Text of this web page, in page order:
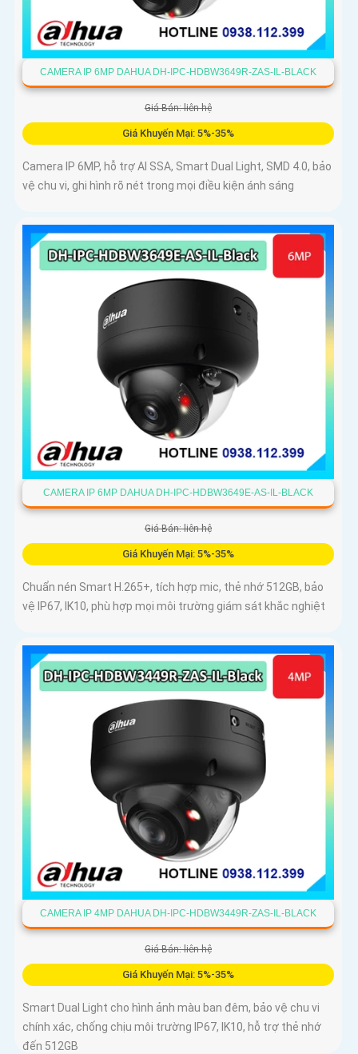
CAMERA IP 6MP DAHUA DH-IPC-HDBW3649R-ZAS-IL-BLACK
Giá Bán: liên hệ
Giá Khuyến Mại: 5%-35%
Camera IP 6MP, hỗ trợ AI SSA, Smart Dual Light, SMD 4.0, bảo
vệ chu vi, ghi hình rõ nét trong mọi điều kiện ánh sáng
CAMERA IP 6MP DAHUA DH-IPC-HDBW3649E-AS-IL-BLACK
Giá Bán: liên hệ
Giá Khuyến Mại: 5%-35%
Chuẩn nén Smart H.265+, tích hợp mic, thẻ nhớ 512GB, bảo
vệ IP67, IK10, phù hợp mọi môi trường giám sát khắc nghiệt
CAMERA IP 4MP DAHUA DH-IPC-HDBW3449R-ZAS-IL-BLACK
Giá Bán: liên hệ
Giá Khuyến Mại: 5%-35%
Smart Dual Light cho hình ảnh màu ban đêm, bảo vệ chu vi
chính xác, chống chịu môi trường IP67, IK10, hỗ trợ thẻ nhớ
đến 512GB